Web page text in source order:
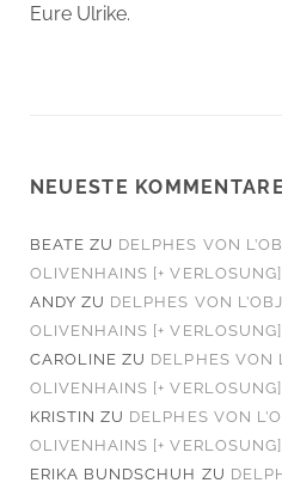
Eure Ulrike.
NEUESTE KOMMENTARE
BEATE ZU DELPHES VON
OLIVENHAINS [+ VERLOSUNG]
ANDY ZU DELPHES VON
OLIVENHAINS [+ VERLOSUNG]
CAROLINE ZU DELPHES VON
OLIVENHAINS [+ VERLOSUNG]
KRISTIN ZU DELPHES VON
OLIVENHAINS [+ VERLOSUNG]
ERIKA BUNDSCHUH ZU